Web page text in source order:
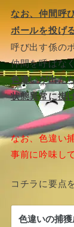
なお、仲間呼
ボールを投げ
呼び出す係の
仲間を呼ばな
色違いが出た
状態異常に掛
なお、色違い
事前に吟味し
コチラに要点